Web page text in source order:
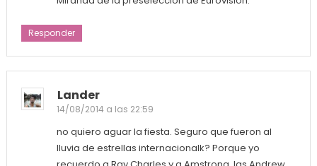
Responder
Lander
14/08/2014 a las 22:59
no quiero aguar la fiesta. Seguro que fueron al
lluvia de estrellas internacionalk? Porque yo